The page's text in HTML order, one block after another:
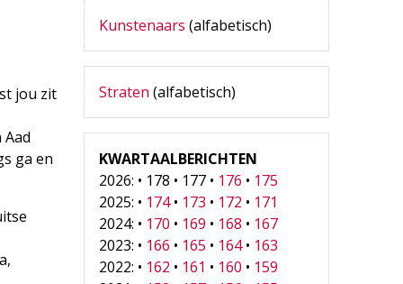
jou zit
Aad
ga en
Kunstenaars (alfabetisch)
Straten (alfabetisch)
KWARTAALBERICHTEN
2026: • 178 • 177 • 176 • 175
2025: • 174• 173 • 172 • 171
2024: • 170 • 169 • 168 • 167
2023: • 166 • 165 • 164• 163
2022: • 162 • 161 • 160 • 159